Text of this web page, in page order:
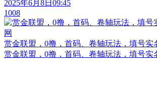
2025年6月8日09:45
1008
赏金联盟，0撸，首码、卷轴玩法，填号实
赏金联盟，0撸，首码、卷轴玩法，填号实